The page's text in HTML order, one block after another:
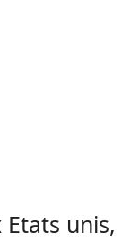
Etats unis,